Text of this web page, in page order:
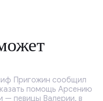
Пригожин сообщил
помощь Арсению
— певицы Валерии, в